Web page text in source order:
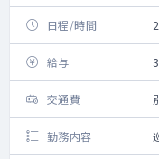
日程/時間
給与
交通費
勤務内容